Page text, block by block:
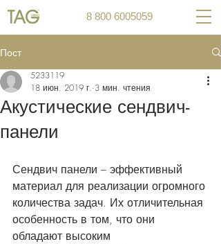
8 800 6005059
Пост
Акустические сендвич-
панели
5233119
18 июн. 2019 г. 3 мин. чтения
Сендвич панели – эффективный
материал для реализации огромного
количества задач. Их отличительная
особенность в том, что они
обладают высоким